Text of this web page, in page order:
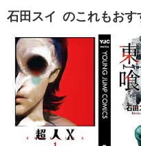
石田スイ のこれもおす